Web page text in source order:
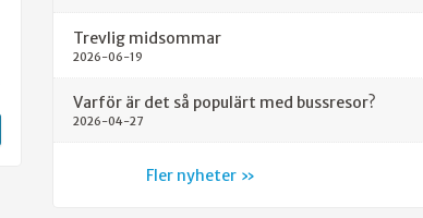
Trevlig midsommar
2026-06-19
Varför är det så populärt med bussresor?
2026-04-27
Fler nyheter